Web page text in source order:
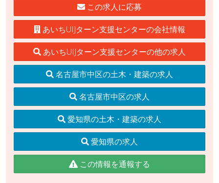
この求人に応募
あいちUIJターン支援センターの会社情報
あいちUIJターン支援センターの他の求人
名古屋市中区の土木・建築の求人
名古屋市中区の求人
愛知県の土木・建築の求人
愛知県の求人
この情報を通報する